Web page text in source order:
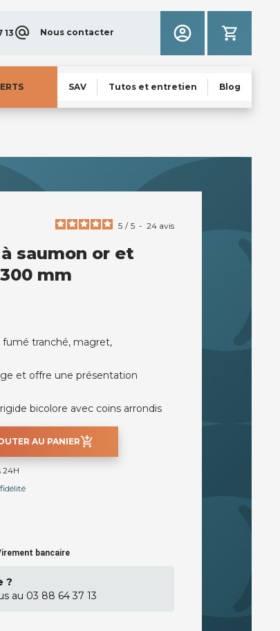
13 Nous contacter
SAV Tutos et entretien Blog
5 / 5 - 24 avis
saumon or et
mm
fumé tranché, magret,
et offre une présentation
bicolore avec coins arrondis
AU PANIERadd_shopping_cart
24H
bancaire
?
au 03 88 64 37 13